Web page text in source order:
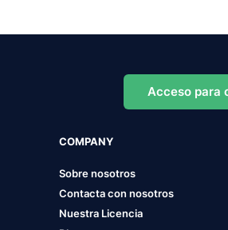
Acceso para
COMPANY
Sobre nosotros
Contacta con nosotros
Nuestra Licencia